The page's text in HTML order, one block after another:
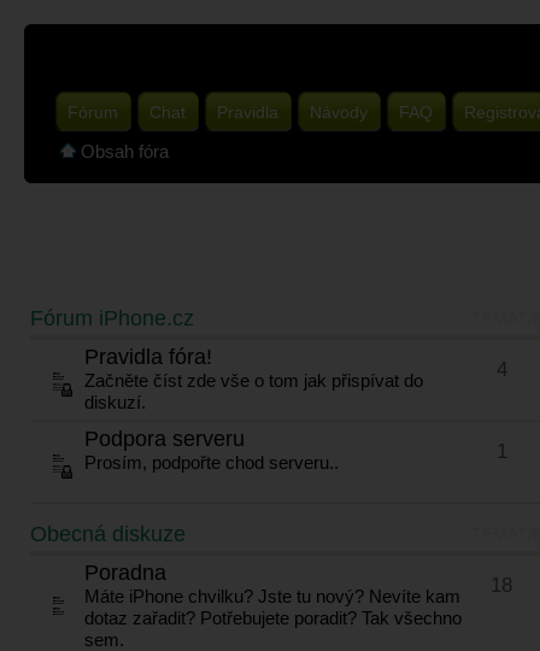
Fórum Chat Pravidla Návody FAQ
Obsah fóra
Fórum iPhone.cz
Pravidla fóra!
Začněte číst zde vše o tom jak přispívat do
diskuzí.
4
Podpora serveru
Prosím, podpořte chod serveru.. 1
Obecná diskuze
Poradna
Máte iPhone chvilku? Jste tu nový? Nevíte kam
dotaz zařadit? Potřebujete poradit? Tak všechno
sem.
18